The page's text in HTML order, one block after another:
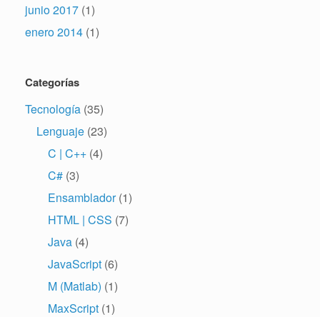
junio 2017 (1)
enero 2014 (1)
Categorías
Tecnología (35)
Lenguaje (23)
C | C++ (4)
C# (3)
Ensamblador(1)
HTML | CSS (7)
Java (4)
JavaScript (6)
M (Matlab) (1)
MaxScript (1)